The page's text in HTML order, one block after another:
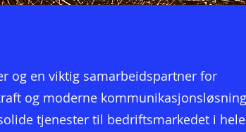
og en viktig samarbeidspartner for
og moderne
tjenester til bedriftsmarkedet i hele